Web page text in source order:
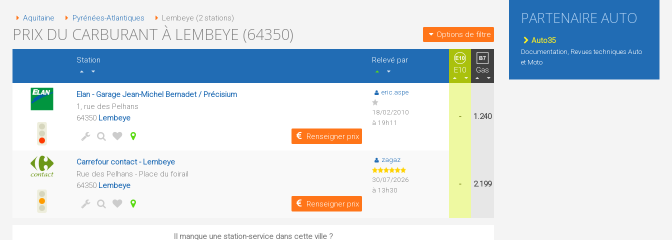
Aquitaine Pyrénées-Atlantiques Lembeye (2 stations)
PRIX DU CARBURANT À LEMBEYE (64350) Options de filtre
Station
Relevé par
E10
Gas
Elan - Garage Jean-Michel Bernadet / Précisium
1, rue des Pelhans
64350 Lembeye
Renseigner prix
eric.aspe
18/02/2010
à 19h11
- 1.240
Carrefour contact - Lembeye
Rue des Pelhans - Place du foirail
64350 Lembeye
Renseigner prix
zagaz
30/07/2026
à 13h30
- 2.199
Il manque une station-service dans cette ville ?
PARTENAIRE AUTO
Auto35
Documentation, Revues techniques Auto
et Moto